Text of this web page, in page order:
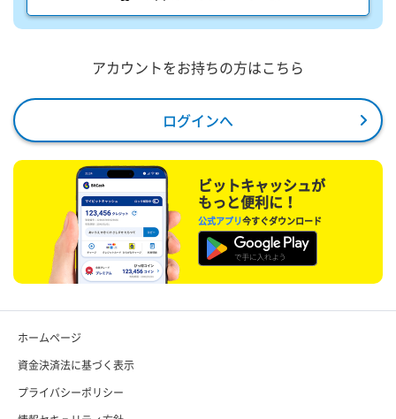
アカウントをお持ちの方はこちら
ログインへ
ビットキャッシュが
もっと便利に！
公式アプリ今すぐダウンロード
ホームページ
資金決済法に基づく表示
プライバシーポリシー